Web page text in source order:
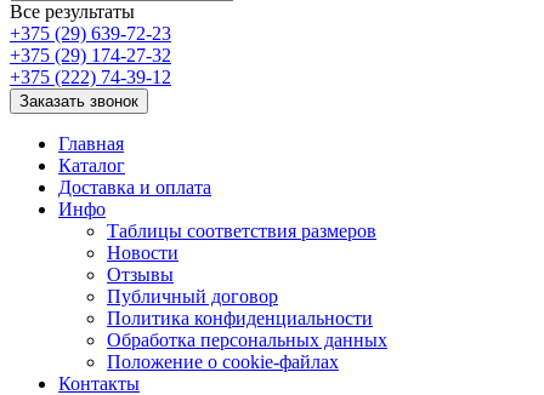
Все результаты
+375 (29) 639-72-23
+375 (29) 174-27-32
+375 (222) 74-39-12
Заказать звонок
Главная
Каталог
Доставка и оплата
Инфо
Таблицы соответствия размеров
Новости
Отзывы
Публичный договор
Политика конфиденциальности
Обработка персональных данных
Положение о cookie-файлах
Контакты